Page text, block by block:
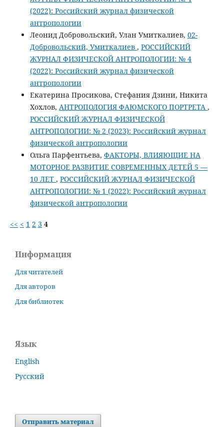
(2022): Российский журнал физической
антропологии
Леонид Добровольский, Улан Умиткалиев, 02-
Добровольский, Умиткалиев , РОССИЙСКИЙ
ЖУРНАЛ ФИЗИЧЕСКОЙ АНТРОПОЛОГИИ: № 4
(2022): Российский журнал физической
антропологии
Екатерина Просикова, Стефания Дзини, Никита
Хохлов, АНТРОПОЛОГИЯ ФАЮМСКОГО ПОРТРЕТА ,
РОССИЙСКИЙ ЖУРНАЛ ФИЗИЧЕСКОЙ
АНТРОПОЛОГИИ: № 2 (2023): Российский журнал
физической антропологии
Ольга Парфентьева, ФАКТОРЫ, ВЛИЯЮЩИЕ НА
МОТОРНОЕ РАЗВИТИЕ СОВРЕМЕННЫХ ДЕТЕЙ 5 —
10 ЛЕТ , РОССИЙСКИЙ ЖУРНАЛ ФИЗИЧЕСКОЙ
АНТРОПОЛОГИИ: № 1 (2022): Российский журнал
физической антропологии
<< < 1 2 3 4
Информация
Для читателей
Для авторов
Для библиотек
Язык
English
Русский
Отправить материал